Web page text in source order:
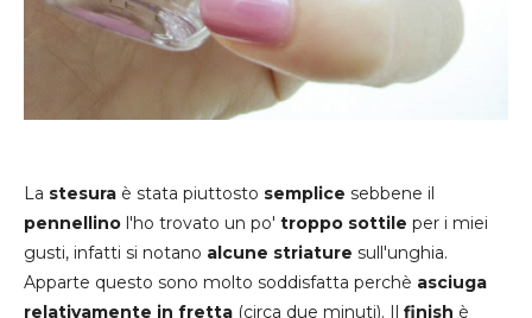
La stesura è stata piuttosto semplice sebbene il
pennellino l'ho trovato un po' troppo sottile per i miei
gusti, infatti si notano alcune striature sull'unghia.
Apparte questo sono molto soddisfatta perchè asciuga
relativamente in fretta (circa due minuti). Il finish è